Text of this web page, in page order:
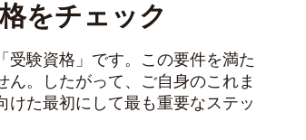
をチェック
験資格」です。この要件を満た
。したがって、ご自身のこれま
た最初にして最も重要なステッ